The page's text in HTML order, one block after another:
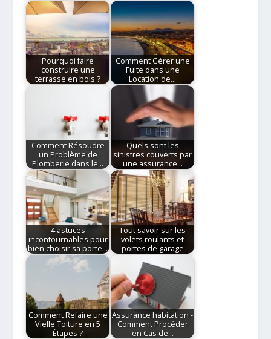
Pourquoi faire
construire une
terrasse en bois ?
Comment Gérer une
Fuite dans une
Location de…
Comment Résoudre
un Problème de
Plomberie dans le…
Quels sont les
sinistres couverts par
une assurance…
4 astuces
incontournables pour
bien choisir sa porte…
Tout savoir sur les
volets roulants et
portes de garage
Comment Refaire une
Vielle Toiture en 5
Étapes ?
Assurance habitation -
Comment Procéder
en Cas de…